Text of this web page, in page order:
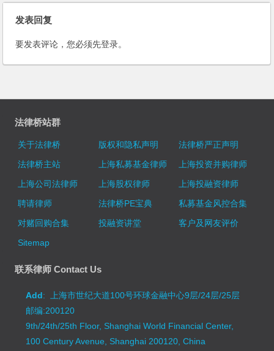
发表回复
要发表评论，您必须先登录。
法律桥站群
关于法律桥 版权和隐私声明
法律桥严正声明
法律桥主站
上海私募基金律师
上海投资并购律师
上海公司法律师
上海股权律师
上海投融资律师
聘请律师
法律桥PE宝典
私募基金风控合集
对赌回购合集
投融资讲堂
客户及网友评价
Sitemap
联系律师 Contact Us
Add: 上海市世纪大道100号环球金融中心9层/24层/25层
邮编:200120
9th/24th/25th Floor, Shanghai World Financial Center,
100 Century Avenue, Shanghai 200120, China